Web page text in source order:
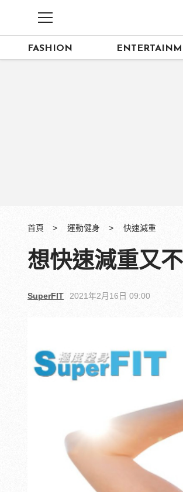
FASHION
首頁 運動健身 快速減重
想快速減重又
SuperFIT 2021年2月16日 09:00